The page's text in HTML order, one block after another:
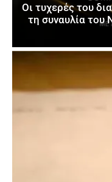
Οι τυχερές του
τη συναυλία του